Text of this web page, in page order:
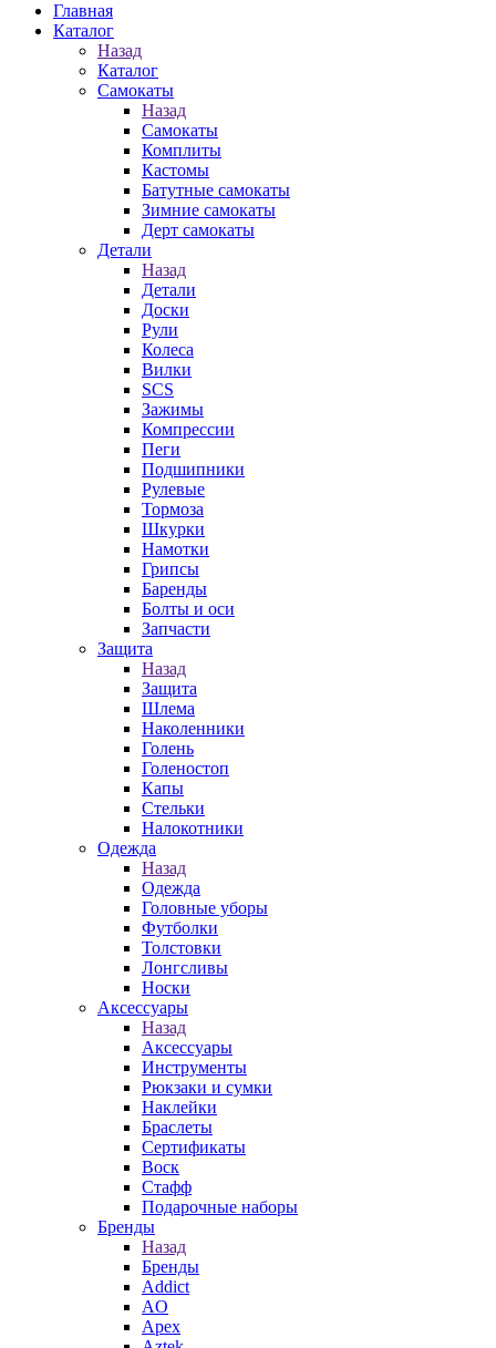
Главная
Каталог
Назад
Каталог
Самокаты
Назад
Самокаты
Комплиты
Кастомы
Батутные самокаты
Зимние самокаты
Дерт самокаты
Детали
Назад
Детали
Доски
Рули
Колеса
Вилки
SCS
Зажимы
Компрессии
Пеги
Подшипники
Рулевые
Тормоза
Шкурки
Намотки
Грипсы
Баренды
Болты и оси
Запчасти
Защита
Назад
Защита
Шлема
Наколенники
Голень
Голеностоп
Капы
Стельки
Налокотники
Одежда
Назад
Одежда
Головные уборы
Футболки
Толстовки
Лонгсливы
Носки
Аксессуары
Назад
Аксессуары
Инструменты
Рюкзаки и сумки
Наклейки
Браслеты
Сертификаты
Воск
Стафф
Подарочные наборы
Бренды
Назад
Бренды
Addict
AO
Apex